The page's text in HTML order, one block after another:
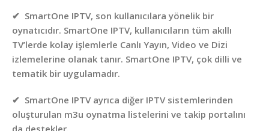
✔ SmartOne IPTV, son kullanıcılara yönelik bir
oynatıcıdır. SmartOne IPTV, kullanıcıların tüm akıllı
TV’lerde kolay işlemlerle Canlı Yayın, Video ve Dizi
izlemelerine olanak tanır. SmartOne IPTV, çok dilli ve
tematik bir uygulamadır.
✔ SmartOne IPTV ayrıca diğer IPTV sistemlerinden
oluşturulan m3u oynatma listelerini ve takip portalını